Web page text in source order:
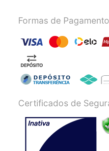
Formas de
Certificados de